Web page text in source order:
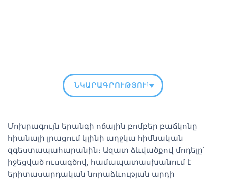
ՆԿԱՐԱԳՐՈՒԹՅՈՒՆ
Մոխրագույն երանգի ոճային բոմբեր բաճկոնը
հիանալի լրացում կլինի աղջկա հիմնական
զգեստապահարանին։ Ազատ ձևվածքով մոդելը՝
իջեցված ուսագծով, համապատասխանում է
երիտասարդական նորաձևության արդի